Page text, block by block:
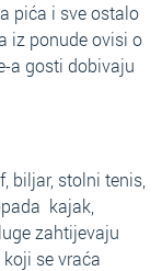
pića i sve ostalo
iz ponude ovisi o
a gosti dobivaju
biljar, stolni tenis,
kajak,
zahtijevaju
se vraća